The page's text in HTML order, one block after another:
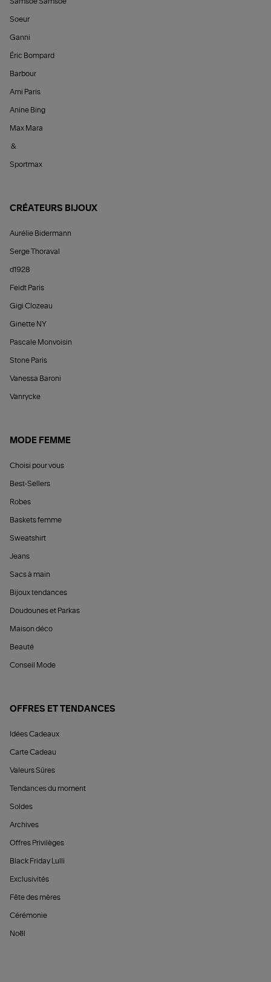
Soeur
Ganni
Éric Bompard
Barbour
Ami Paris
Anine Bing
Max Mara
&
Sportmax
CRÉATEURS BIJOUX
Aurélie Bidermann
Serge Thoraval
d1928
Feidt Paris
Gigi Clozeau
Ginette NY
Pascale Monvoisin
Stone Paris
Vanessa Baroni
Vanrycke
MODE FEMME
Choisi pour vous
Best-Sellers
Robes
Baskets femme
Sweatshirt
Jeans
Sacs à main
Bijoux tendances
Doudounes et Parkas
Maison déco
Beauté
Conseil Mode
OFFRES ET TENDANCES
Idées Cadeaux
Carte Cadeau
Valeurs Sûres
Tendances du moment
Soldes
Archives
Offres Privilèges
Black Friday Lulli
Exclusivités
Fête des mères
Cérémonie
Noël